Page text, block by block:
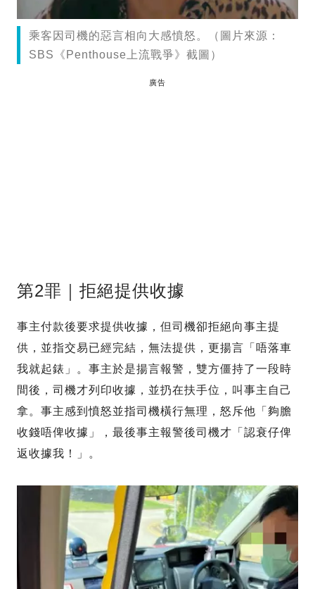
乘客因司機的惡言相向大感憤怒。（圖片來源：
SBS《Penthouse上流戰爭》截圖）
廣告
第2罪｜拒絕提供收據
事主付款後要求提供收據，但司機卻拒絕向事主提
供，並指交易已經完結，無法提供，更揚言「唔落車
我就起錶」。事主於是揚言報警，雙方僵持了一段時
間後，司機才列印收據，並扔在扶手位，叫事主自己
拿。事主感到憤怒並指司機橫行無理，怒斥他「夠膽
收錢唔俾收據」，最後事主報警後司機才「認衰仔俾
返收據我！」。